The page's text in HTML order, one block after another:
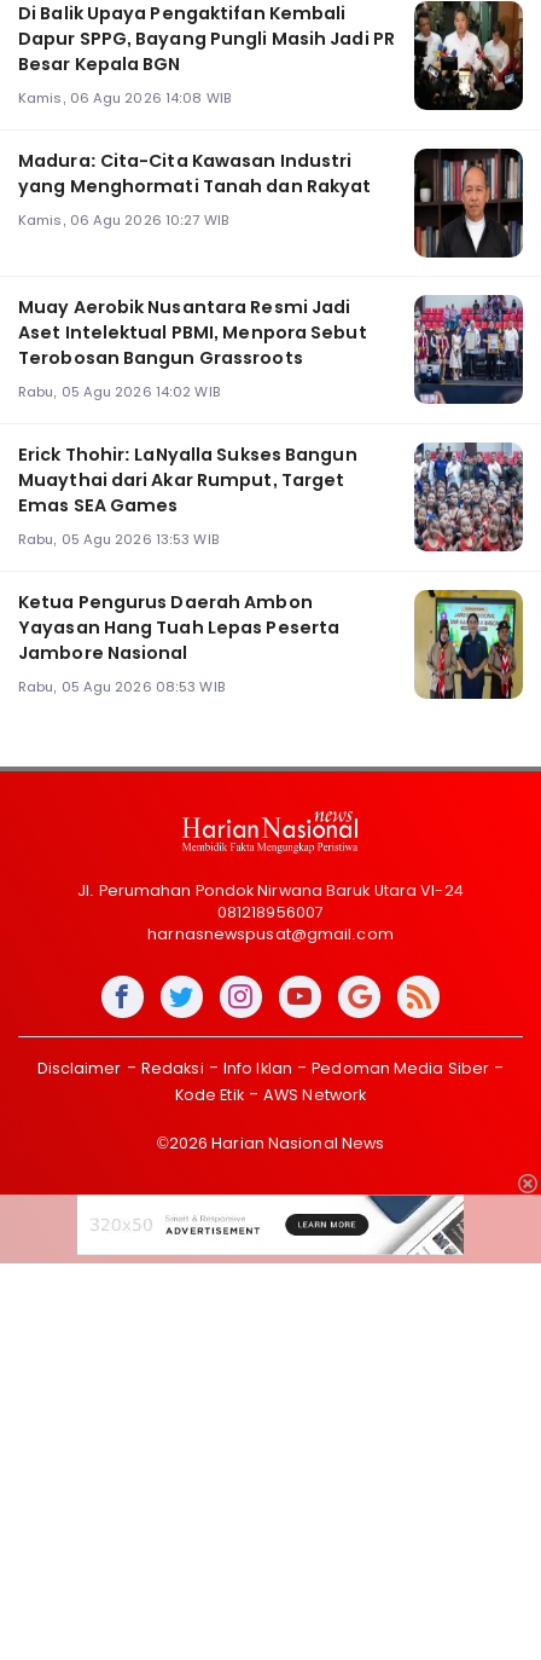
Di Balik Upaya Pengaktifan Kembali
Dapur SPPG, Bayang Pungli Masih Jadi PR
Besar Kepala BGN
Kamis, 06 Agu 2026 14:08 WIB
Madura: Cita-Cita Kawasan Industri
yang Menghormati Tanah dan Rakyat
Kamis, 06 Agu 2026 10:27 WIB
Muay Aerobik Nusantara Resmi Jadi
Aset Intelektual PBMI, Menpora Sebut
Terobosan Bangun Grassroots
Rabu, 05 Agu 2026 14:02 WIB
Erick Thohir: LaNyalla Sukses Bangun
Muaythai dari Akar Rumput, Target
Emas SEA Games
Rabu, 05 Agu 2026 13:53 WIB
Ketua Pengurus Daerah Ambon
Yayasan Hang Tuah Lepas Peserta
Jambore Nasional
Rabu, 05 Agu 2026 08:53 WIB
Jl. Perumahan Pondok Nirwana Baruk Utara VI-24
081218956007
harnasnewspusat@gmail.com
Disclaimer Redaksi Info Iklan
Pedoman Media Siber
Kode Etik
AWS Network
©2026 Harian Nasional News